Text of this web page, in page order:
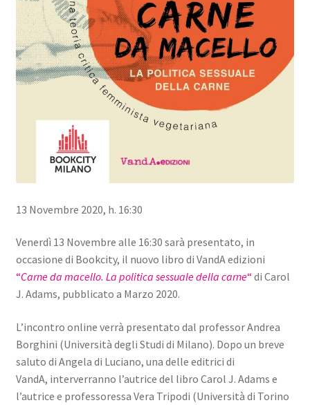
13 Novembre 2020, h. 16:30
Venerdì 13 Novembre alle 16:30 sarà presentato, in
occasione di Bookcity, il nuovo libro di VandA edizioni
“Carne da macello. La politica sessuale della carne“ di Carol
J. Adams, pubblicato a Marzo 2020.
L’incontro online verrà presentato dal professor Andrea
Borghini (Università degli Studi di Milano). Dopo un breve
saluto di Angela di Luciano, una delle editrici di
VandA, interverranno l’autrice del libro Carol J. Adams e
l’autrice e professoressa Vera Tripodi (Università di Torino